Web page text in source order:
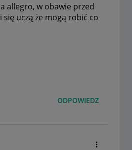
allegro, w obawie przed
uczą że mogą robić co
ODPOWIEDZ